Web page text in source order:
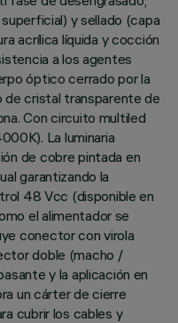
y sellado (capa
acrílica líquida y cocción
a los agentes
óptico cerrado por la
de cristal transparente de
Con circuito multiled
La luminaria
de cobre pintada en
garantizando la
48 Vcc (disponible en
el alimentador se
conector con virola
doble (macho /
y la aplicación en
un cárter de cierre
cubrir los cables y